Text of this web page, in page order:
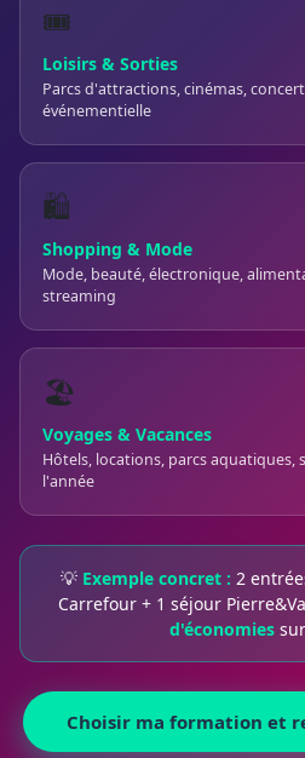
🎟️
Loisirs & Sorties
Parcs d'attractions, cinémas,
événementielle
🛍️
Shopping & Mode
Mode, beauté, électronique,
streaming
🏖️
Voyages & Vacances
Hôtels, locations, parcs aquatiques,
l'année
💡 Exemple concret : 2
Carrefour + 1 séjour
d'économiessur
Choisir ma formation et